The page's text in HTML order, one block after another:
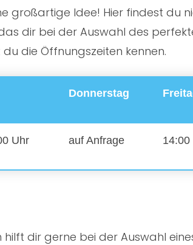
großartige Idee! Hier findest du
dir bei der Auswahl des
die Öffnungszeiten kennen.
Donnerstag
Uhr auf Anfrage 14:00
hilft dir gerne bei der Auswahl